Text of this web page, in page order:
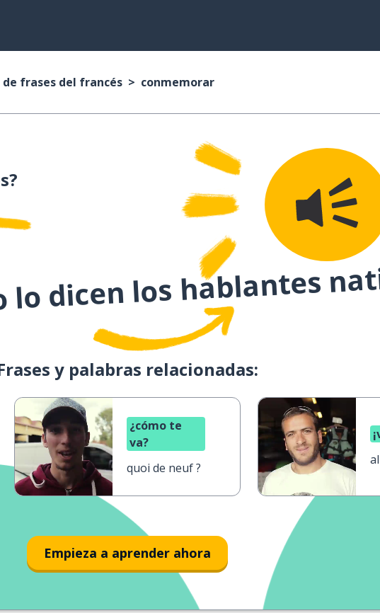
de frases del francés conmemorar
lo dicen los hablantes
y palabras relacionadas:
¿cómo te
va?
quoi de neuf ?
Empieza a aprender ahora